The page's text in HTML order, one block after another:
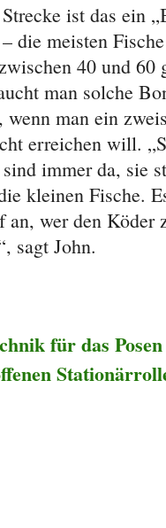
ist das ein
die meisten
40 und 60
man solche
wenn man ein
erreichen will.
immer da, sie
kleinen Fische.
an, wer den Köder
sagt John.
für das